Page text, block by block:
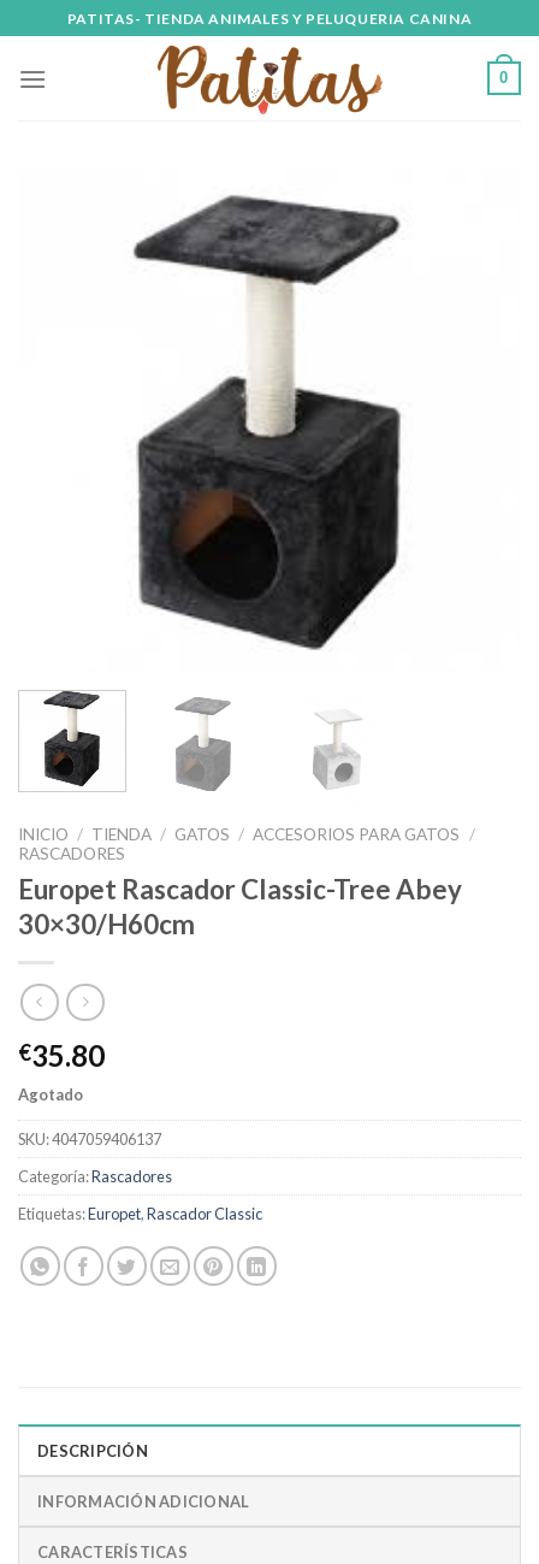
to
content
PATITAS- TIENDA ANIMALES Y PELUQUERIA CANINA
0
INICIO / TIENDA / GATOS / ACCESORIOS PARA GATOS /
RASCADORES
Europet Rascador Classic-Tree Abey
30×30/H60cm
€35.80
Agotado
SKU:4047059406137
Categoría:Rascadores
Etiquetas:Europet,Rascador Classic
DESCRIPCIÓN
INFORMACIÓN ADICIONAL
CARACTERÍSTICAS